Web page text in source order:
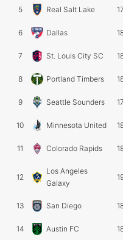
5 Real Salt Lake 17
6 Dallas
7 St. Louis City SC
8 Portland Timbers
9 Seattle Sounders 17
10 Minnesota United
11 Colorado Rapids
12
Los Angeles
Galaxy
13 San Diego
14 Austin FC